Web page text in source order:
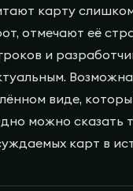
карту
отмечают её
и
виде,
можно сказать
карт в